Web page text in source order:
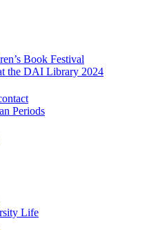
Book Festival
the DAI Library 2024
Periods
Life